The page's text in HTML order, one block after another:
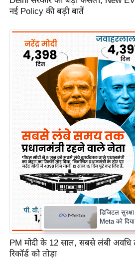
नई Policy की बड़ी बातें
PM मोदी के 12 साल, सबसे लंबी
रिकॉर्ड को तोड़ा